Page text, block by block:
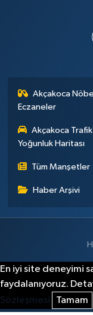
Akçakoca
Eczaneler
Akçakoca Trafik
Yoğunluk Haritası
Tüm Manşetler
Haber Arşivi
En iyi site deneyimi
faydalanıyoruz.
Sözleşmesi
Tamam